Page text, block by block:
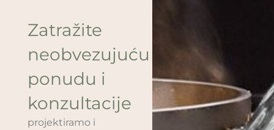
Zatražite
neobvezujuću
ponudu i
konzultacije
projektiramo i